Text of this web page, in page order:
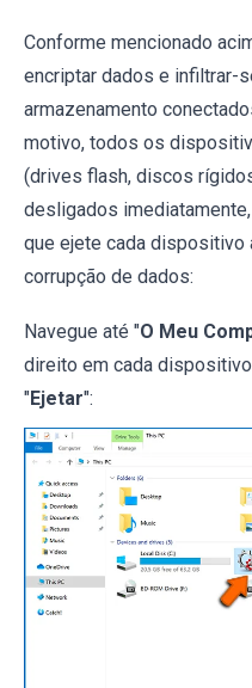
Conforme mencionado
encriptar dados e infiltrar-
armazenamento
motivo, todos os
(drives flash, discos
desligados
que ejete cada dispositivo
corrupção de dados:
Navegue até "O Meu
direito em cada
"Ejetar":